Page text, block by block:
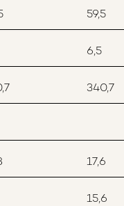
59,5
6,5
340,7
17,6
15,6